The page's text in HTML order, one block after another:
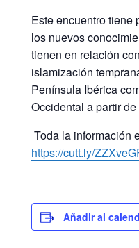
Este encuentro tiene
los nuevos
tienen en relación
islamización
Península Ibérica
Occidental a partir
Toda la información
https://cutt.ly/
Añadir al